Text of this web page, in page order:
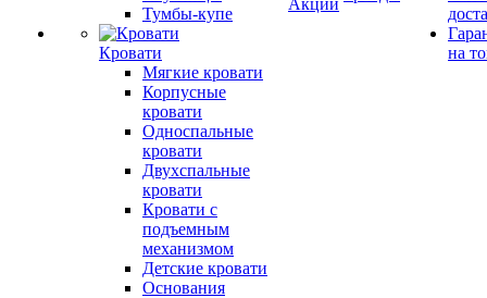
Тумбы-купе
Кровати
Мягкие кровати
Корпусные
кровати
Односпальные
кровати
Двухспальные
кровати
Кровати с
подъемным
механизмом
Детские кровати
Основания
Акции
на